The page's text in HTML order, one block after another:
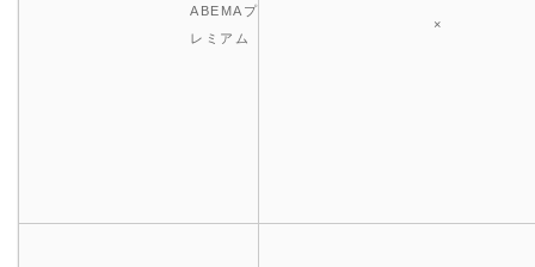
ABEMAプ
レミアム
×